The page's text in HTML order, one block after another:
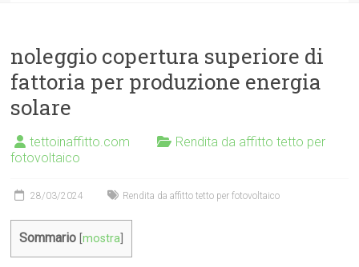
noleggio copertura superiore di
fattoria per produzione energia
solare
tettoinaffitto.com
Rendita da affitto tetto per
fotovoltaico
28/03/2024 Rendita da affitto tetto per fotovoltaico
Sommario [mostra